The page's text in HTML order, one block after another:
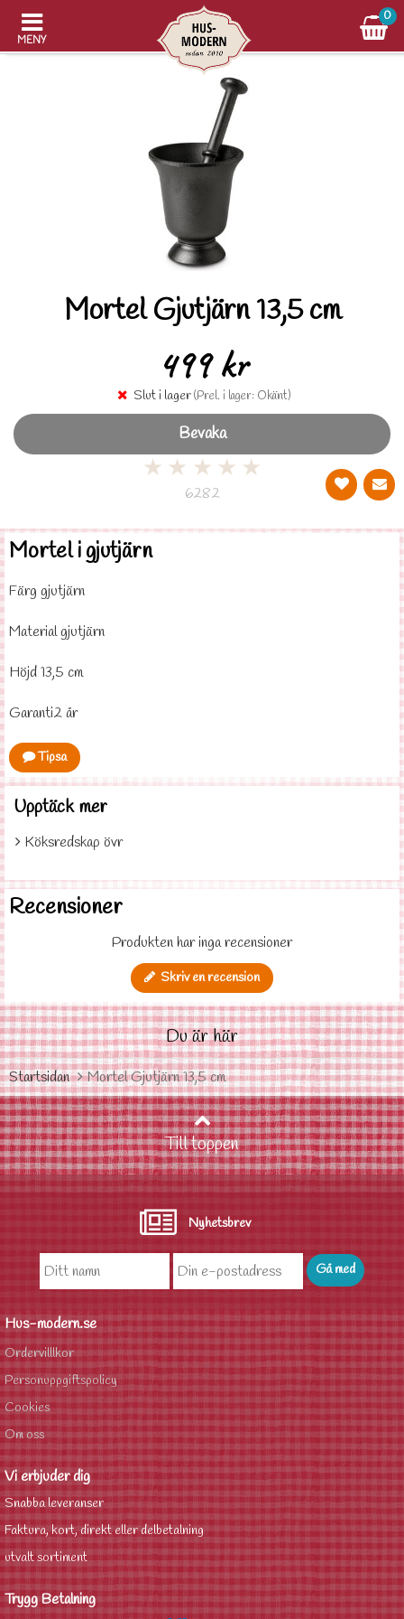
MENY
0
Mortel Gjutjärn 13,5 cm
499 kr
Slut i lager(Prel. i lager: Okänt)
Bevaka
★ ★ ★ ★ ★
6282
Mortel i gjutjärn
Färg gjutjärn
Material gjutjärn
Höjd 13,5 cm
Garanti2 år
Tipsa
Upptäck mer
Köksredskap övr
Recensioner
Produkten har inga recensioner
Skriv en recension
Du är här
Startsidan Mortel Gjutjärn 13,5 cm
Till toppen
Nyhetsbrev
Hus-modern.se
Ordervilllkor
Personuppgiftspolicy
Cookies
Om oss
Vi erbjuder dig
Snabba leveranser
Faktura, kort, direkt eller delbetalning
utvalt sortiment
Trygg Betalning